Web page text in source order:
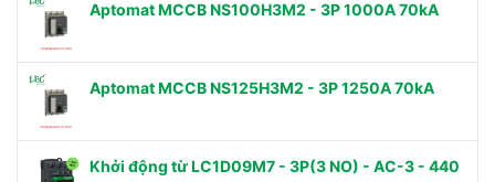
Aptomat MCCB NS100H3M2 - 3P 1000A 70kA
Aptomat MCCB NS125H3M2 - 3P 1250A 70kA
Khởi động từ LC1D09M7 - 3P(3 NO) - AC-3 - 440